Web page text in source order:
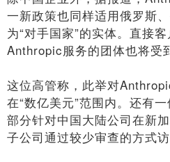
一新政策也同样适用俄罗斯
为“对手国家”的实体。直接
Anthropic服务的团体也将受
这位高管称，此举对
在“数亿美元”范围内。还有
部分针对中国大陆公司在新
子公司通过较少审查的方式访